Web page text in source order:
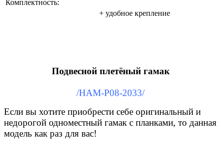
Комплектность:
+ удобное крепление
Подвесной плетёный гамак
/HAM-P08-2033/
Если вы хотите приобрести себе оригинальный и
недорогой одноместный гамак с планками, то данная
модель как раз для вас!